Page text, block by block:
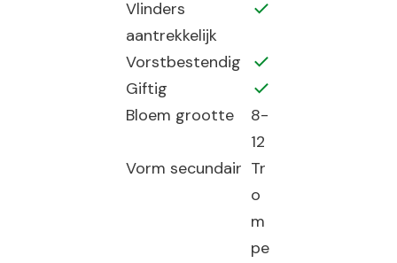
Vlinders
aantrekkelijk
Vorstbestendig
Giftig
Bloem grootte
8-
12
Vorm secundair Tr
o
m
pe